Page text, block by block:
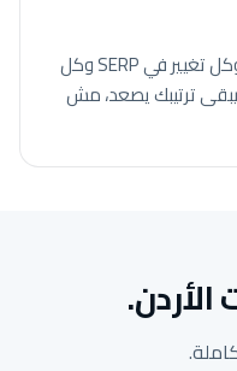
جوجل يحدّث شهريًا. نتابع كل تحوّل وكل تغيير في SERP وكل
ترتيبك يصعد، مش